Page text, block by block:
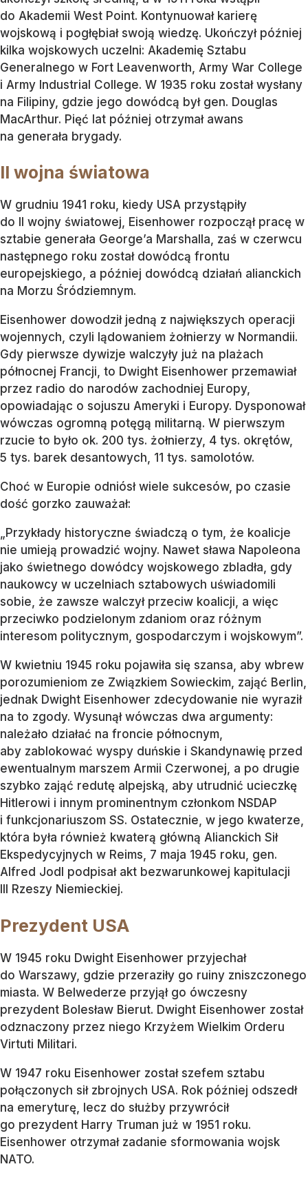
do Akademii West Point. Kontynuował karierę
wojskową i pogłębiał swoją wiedzę. Ukończył później
kilka wojskowych uczelni: Akademię Sztabu
Generalnego w Fort Leavenworth, Army War College
i Army Industrial College. W 1935 roku został wysłany
na Filipiny, gdzie jego dowódcą był gen. Douglas
MacArthur. Pięć lat później otrzymał awans
na generała brygady.
II wojna światowa
W grudniu 1941 roku, kiedy USA przystąpiły
do II wojny światowej, Eisenhower rozpoczął pracę w
sztabie generała George’a Marshalla, zaś w czerwcu
następnego roku został dowódcą frontu
europejskiego, a później dowódcą działań alianckich
na Morzu Śródziemnym.
Eisenhower dowodził jedną z największych operacji
wojennych, czyli lądowaniem żołnierzy w Normandii.
Gdy pierwsze dywizje walczyły już na plażach
północnej Francji, to Dwight Eisenhower przemawiał
przez radio do narodów zachodniej Europy,
opowiadając o sojuszu Ameryki i Europy. Dysponował
wówczas ogromną potęgą militarną. W pierwszym
rzucie to było ok. 200 tys. żołnierzy, 4 tys. okrętów,
5 tys. barek desantowych, 11 tys. samolotów.
Choć w Europie odniósł wiele sukcesów, po czasie
dość gorzko zauważał:
„Przykłady historyczne świadczą o tym, że koalicje
nie umieją prowadzić wojny. Nawet sława Napoleona
jako świetnego dowódcy wojskowego zbladła, gdy
naukowcy w uczelniach sztabowych uświadomili
sobie, że zawsze walczył przeciw koalicji, a więc
przeciwko podzielonym zdaniom oraz różnym
interesom politycznym, gospodarczym i wojskowym”.
W kwietniu 1945 roku pojawiła się szansa, aby wbrew
porozumieniom ze Związkiem Sowieckim, zająć Berlin,
jednak Dwight Eisenhower zdecydowanie nie wyraził
na to zgody. Wysunął wówczas dwa argumenty:
należało działać na froncie północnym,
aby zablokować wyspy duńskie i Skandynawię przed
ewentualnym marszem Armii Czerwonej, a po drugie
szybko zająć redutę alpejską, aby utrudnić ucieczkę
Hitlerowi i innym prominentnym członkom NSDAP
i funkcjonariuszom SS. Ostatecznie, w jego kwaterze,
która była również kwaterą główną Alianckich Sił
Ekspedycyjnych w Reims, 7 maja 1945 roku, gen.
Alfred Jodl podpisał akt bezwarunkowej kapitulacji
III Rzeszy Niemieckiej.
Prezydent USA
W 1945 roku Dwight Eisenhower przyjechał
do Warszawy, gdzie przeraziły go ruiny zniszczonego
miasta. W Belwederze przyjął go ówczesny
prezydent Bolesław Bierut. Dwight Eisenhower został
odznaczony przez niego Krzyżem Wielkim Orderu
Virtuti Militari.
W 1947 roku Eisenhower został szefem sztabu
połączonych sił zbrojnych USA. Rok później odszedł
na emeryturę, lecz do służby przywrócił
go prezydent Harry Truman już w 1951 roku.
Eisenhower otrzymał zadanie sformowania wojsk
NATO.